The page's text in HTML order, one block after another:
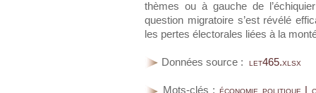
thèmes ou à gauche de
question migratoire s’est révélé
les pertes électorales liées à la
Données source : let465.xlsx
Mots-clés : économie politique